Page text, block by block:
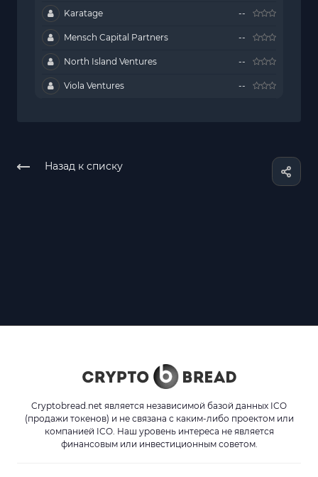
Karatage --
Mensch Capital Partners --
North Island Ventures --
Viola Ventures --
Назад к списку
Cryptobread.net является независимой базой данных ICO
(продажи токенов) и не связана с каким-либо проектом или
компанией ICO. Наш уровень интереса не является
финансовым или инвестиционным советом.